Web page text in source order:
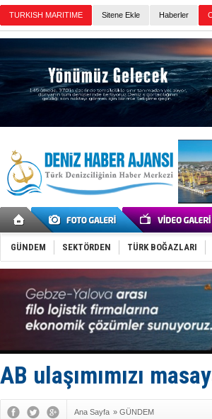
TURKISH MARITIME Sitene Ekle Haberler
GÜNDEM SEKTÖRDEN TÜRK BOĞAZLARI
AB ulaşımımızı
Ana Sayfa » GÜNDEM